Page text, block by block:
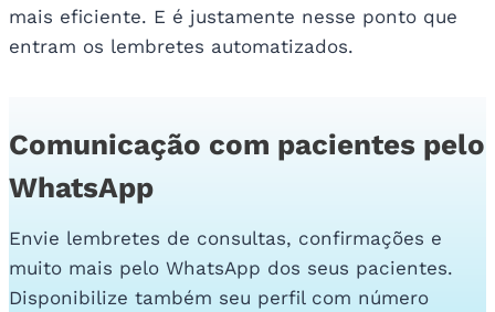
mais eficiente. E é justamente nesse ponto que
entram os lembretes automatizados.
Comunicação com pacientes pelo
WhatsApp
Envie lembretes de consultas, confirmações e
muito mais pelo WhatsApp dos seus pacientes.
Disponibilize também seu perfil com número